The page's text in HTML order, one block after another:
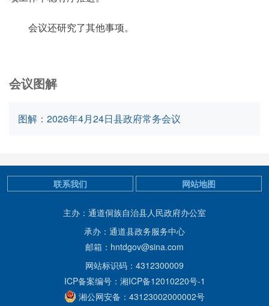
会议还研究了其他事项。
会议图解
图解：2026年4月24日县政府常务会议
主办：通道侗族自治县人民政府办公室
承办：通道县政务服务中心
邮箱：hntdgov@sina.com
网站标识码：4312300009
ICP备案编号：湘ICP备12010220号-1
湘公网安备：43123002000002号
联系我们 网站地图